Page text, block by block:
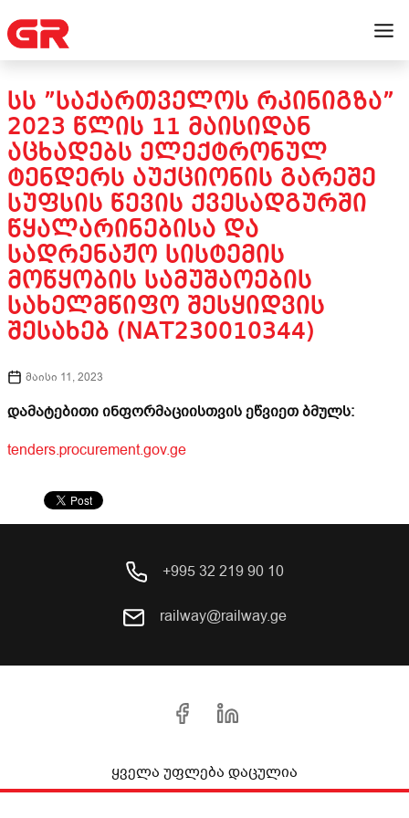
ᲡᲡ ”ᲡᲐᲥᲐᲠᲗᲕᲔᲚᲝᲡ ᲠᲙᲘᲜᲘᲒᲖᲐ”
2023 ᲬᲚᲘᲡ 11 ᲛᲐᲘᲡᲘᲓᲐᲜ
ᲐᲪᲮᲐᲓᲔᲑᲡ ᲔᲚᲔᲥᲢᲠᲝᲜᲣᲚ
ᲢᲔᲜᲓᲔᲠᲡ ᲐᲣᲥᲪᲘᲝᲜᲘᲡ ᲒᲐᲠᲔᲨᲔ
ᲡᲣᲤᲡᲘᲡ ᲬᲔᲕᲘᲡ ᲥᲕᲔᲡᲐᲓᲒᲣᲠᲨᲘ
ᲬᲧᲐᲚᲐᲠᲘᲜᲔᲑᲘᲡᲐ ᲓᲐ
ᲡᲐᲓᲠᲔᲜᲐᲟᲝ ᲡᲘᲡᲢᲔᲛᲘᲡ
ᲛᲝᲬᲧᲝᲑᲘᲡ ᲡᲐᲛᲣᲨᲐᲝᲔᲑᲘᲡ
ᲡᲐᲮᲔᲚᲛᲬᲘᲤᲝ ᲨᲔᲡᲧᲘᲓᲕᲘᲡ
ᲨᲔᲡᲐᲮᲔᲑ (NAT230010344)
მაისი 11, 2023
დამატებითი ინფორმაციისთვის ეწვიეთ ბმულს:
tenders.procurement.gov.ge
+995 32 219 90 10
railway@railway.ge
ყველა უფლება დაცულია